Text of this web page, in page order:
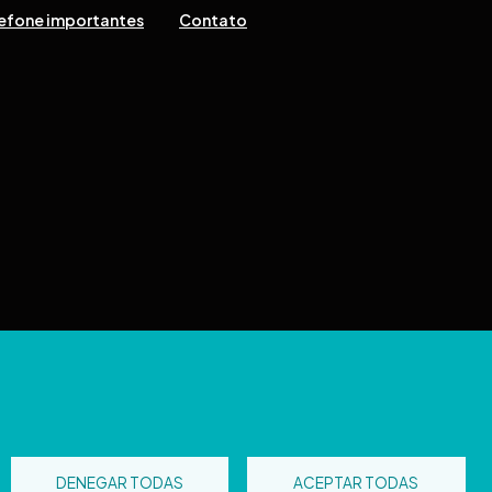
DENEGAR TODAS ACEPTAR TODAS
importantes Contato